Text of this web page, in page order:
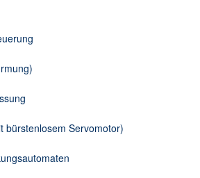
bürstenlosem Servomotor)